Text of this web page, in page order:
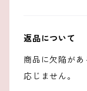
返品について
商品に欠陥が
応じません。